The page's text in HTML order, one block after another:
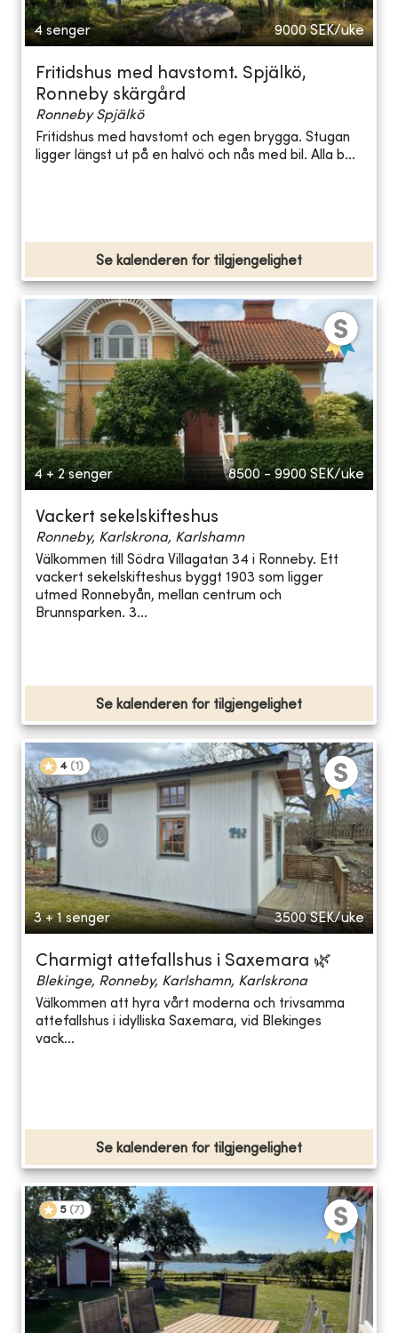
4 senger 9000 SEK/uke
Fritidshus med havstomt. Spjälkö,
Ronneby skärgård
Ronneby Spjälkö
Fritidshus med havstomt och egen brygga. Stugan
ligger längst ut på en halvö och nås med bil. Alla b...
Se kalenderen for tilgjengelighet
4 + 2 senger 8500 - 9900 SEK/uke
Vackert sekelskifteshus
Ronneby, Karlskrona, Karlshamn
Välkommen till Södra Villagatan 34 i Ronneby. Ett
vackert sekelskifteshus byggt 1903 som ligger
utmed Ronnebyån, mellan centrum och
Brunnsparken. 3...
Se kalenderen for tilgjengelighet
4 (1 )
3 + 1 senger 3500 SEK/uke
Charmigt attefallshus i Saxemara 🌿
Blekinge, Ronneby, Karlshamn, Karlskrona
Välkommen att hyra vårt moderna och trivsamma
attefallshus i idylliska Saxemara, vid Blekinges
vack...
Se kalenderen for tilgjengelighet
5 (7)